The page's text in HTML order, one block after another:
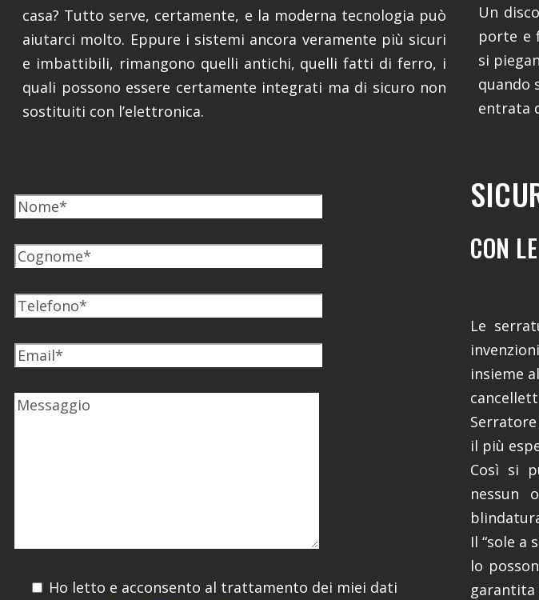
casa? Tutto serve, certamente, e la moderna tecnologia può
aiutarci molto. Eppure i sistemi ancora veramente più sicuri
e imbattibili, rimangono quelli antichi, quelli fatti di ferro, i
quali possono essere certamente integrati ma di sicuro non
sostituiti con l’elettronica.
Un
porte e
si
quando
entrata
Ho letto e acconsento al trattamento dei miei dati
CON
Le
insieme
il più
Così si
nessun
Il “sole a
lo
garantita